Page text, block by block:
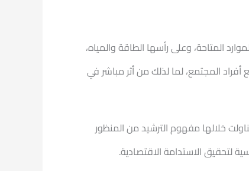
المتاحة، وعلى رأسها الطاقة والمياه،
المجتمع، لما لذلك من أثر مباشر في
خلالها مفهوم الترشيد من المنظور
لتحقيق الاستدامة الاقتصادية.